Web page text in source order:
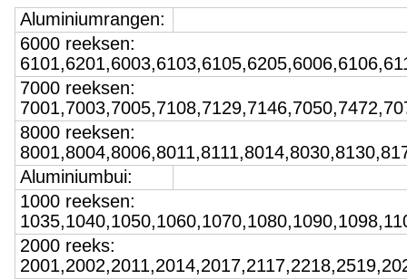
Aluminiumrangen:
6000 reeksen:
7000 reeksen:
8000 reeksen:
Aluminiumbui:
1000 reeksen:
2000 reeks: